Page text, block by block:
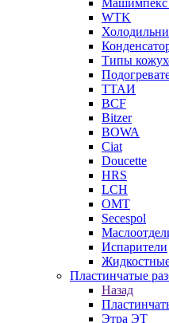
Машимпекс
WTK
Типы
ТТАИ
BCF
Bitzer
BOWA
Ciat
Doucette
HRS
LCH
OMT
Secespol
Испарители
Пластинчатые
Назад
Этра ЭТ